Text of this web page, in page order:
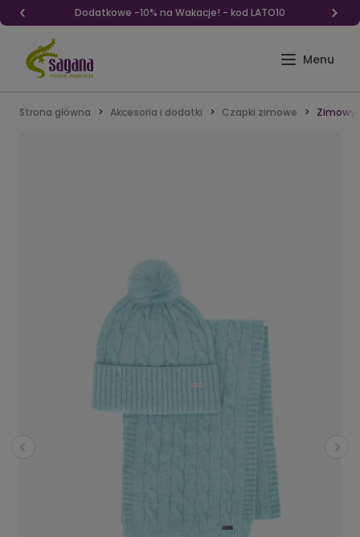
Dodatkowe -10% na Wakacje! - kod LATO10
Strona główna Akcesoria i dodatki Czapki zimowe Zimowy